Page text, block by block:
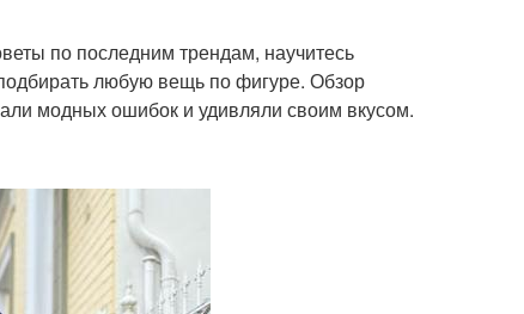
по последним трендам, научитесь
любую вещь по фигуре. Обзор
модных ошибок и удивляли своим вкусом.